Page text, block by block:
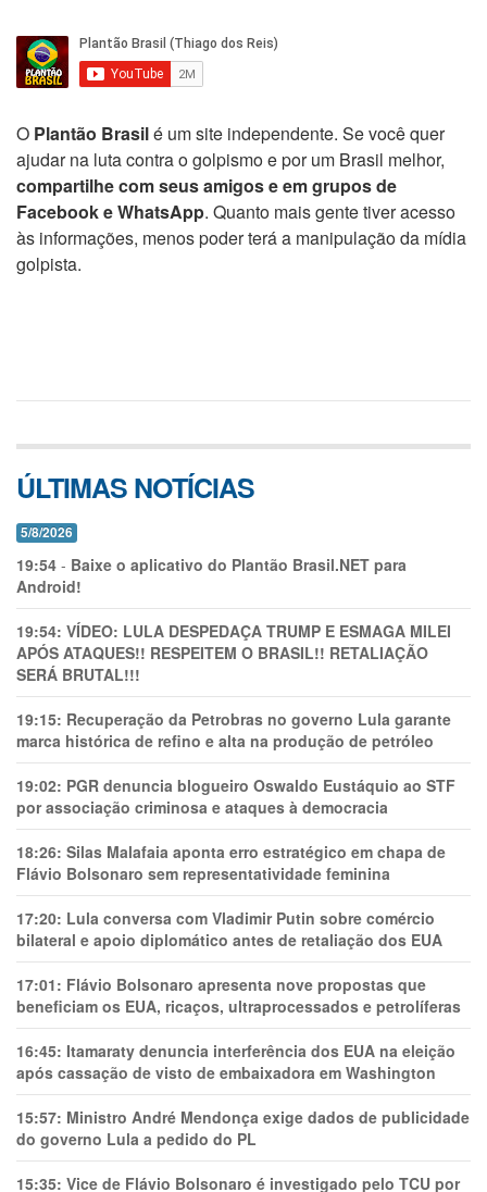
O Plantão Brasilé um site independente. Se você quer
ajudar na luta contra o golpismo e por um Brasil melhor,
compartilhe com seus amigos e em grupos de
Facebook e WhatsApp. Quanto mais gente tiver acesso
às informações, menos poder terá a manipulação da mídia
golpista.
ÚLTIMAS NOTÍCIAS
5/8/2026
19:54 - Baixe o aplicativo do Plantão Brasil.NET para
Android!
19:54: VÍDEO: LULA DESPEDAÇA TRUMP E ESMAGA MILEI
APÓS ATAQUES!! RESPEITEM O BRASIL!! RETALIAÇÃO
SERÁ BRUTAL!!!
19:15: Recuperação da Petrobras no governo Lula garante
marca histórica de refino e alta na produção de petróleo
19:02: PGR denuncia blogueiro Oswaldo Eustáquio ao STF
por associação criminosa e ataques à democracia
18:26: Silas Malafaia aponta erro estratégico em chapa de
Flávio Bolsonaro sem representatividade feminina
17:20: Lula conversa com Vladimir Putin sobre comércio
bilateral e apoio diplomático antes de retaliação dos EUA
17:01: Flávio Bolsonaro apresenta nove propostas que
beneficiam os EUA, ricaços, ultraprocessados e petrolíferas
16:45: Itamaraty denuncia interferência dos EUA na eleição
após cassação de visto de embaixadora em Washington
15:57: Ministro André Mendonça exige dados de publicidade
do governo Lula a pedido do PL
15:35: Vice de Flávio Bolsonaro é investigado pelo TCU por